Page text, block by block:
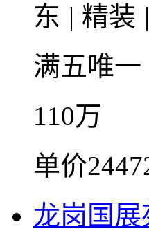
东 | 精装 |
满五唯一
110万
单价
龙岗国